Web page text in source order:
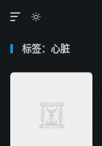


标签：心脏